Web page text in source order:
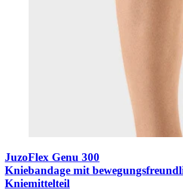
JuzoFlex Genu 300
Kniebandage mit
Kniemittelteil